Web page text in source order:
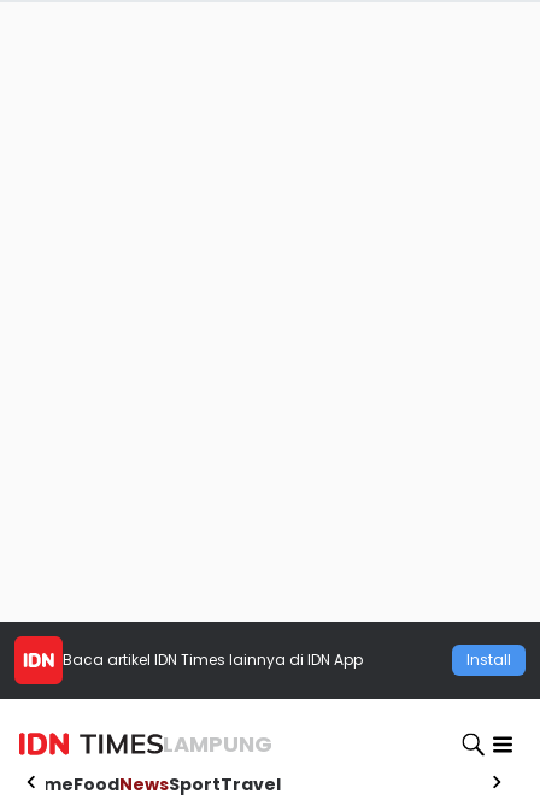
Baca artikel IDN Times lainnya di IDN App Install
LAMPUNG
HomeFoodNewsSportTravel